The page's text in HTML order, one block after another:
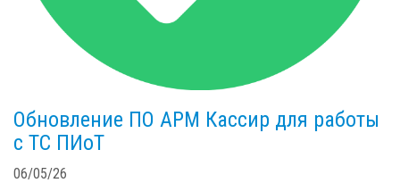
Обновление ПО АРМ Кассир для работы
с ТС ПИоТ
06/05/26